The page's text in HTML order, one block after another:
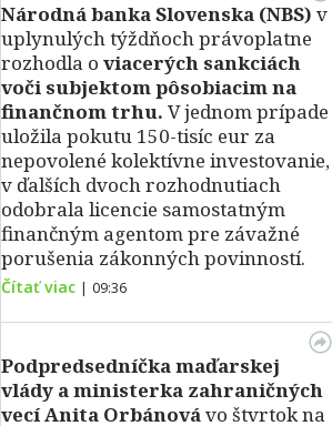
Národná banka Slovenska (NBS) v
uplynulých týždňoch právoplatne
rozhodla o viacerých sankciách
voči subjektom pôsobiacim na
finančnom trhu. V jednom prípade
uložila pokutu 150-tisíc eur za
nepovolené kolektívne investovanie,
v ďalších dvoch rozhodnutiach
odobrala licencie samostatným
finančným agentom pre závažné
porušenia zákonných povinností.
Čítať viac | 09:36
Podpredsedníčka maďarskej
vlády a ministerka zahraničných
vecí Anita Orbánovávo štvrtok na